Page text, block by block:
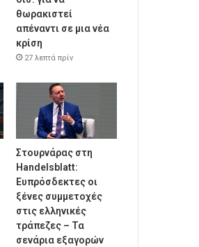
θωρακιστεί
απέναντι σε μια νέα
κρίση
27 λεπτά πρίν
Στουρνάρας στη
Handelsblatt:
Ευπρόσδεκτες οι
ξένες συμμετοχές
στις ελληνικές
τράπεζες – Τα
σενάρια εξαγορών